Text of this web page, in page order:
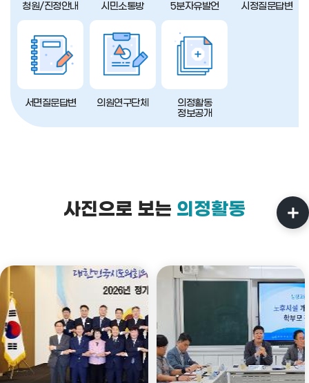
청원/진정안내 시민소통방 5분자유발언 시정질문답변
서면질문답변 의원연구단체
의정활동
정보공개
사진으로 보는 의정활동